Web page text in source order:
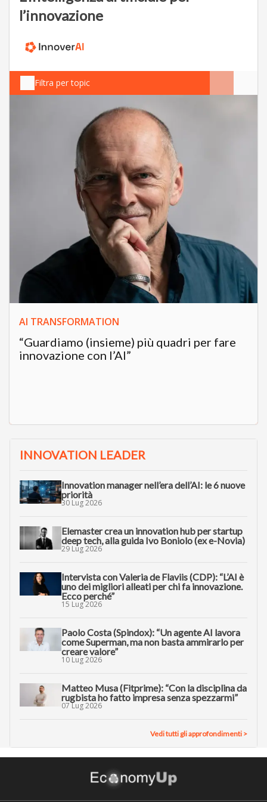
l’innovazione
Filtra per topic
AI TRANSFORMATION
“Guardiamo (insieme) più quadri per fare
innovazione con l’AI”
INNOVATION LEADER
Innovation manager nell’era dell’AI: le 6 nuove
priorità
30 Lug 2026
Elemaster crea un innovation hub per startup
deep tech, alla guida Ivo Boniolo (ex e-Novia)
29 Lug 2026
Intervista con Valeria de Flaviis (CDP): “L’AI è
uno dei migliori alleati per chi fa innovazione.
Ecco perché”
15 Lug 2026
Paolo Costa (Spindox): “Un agente AI lavora
come Superman, ma non basta ammirarlo per
creare valore”
10 Lug 2026
Matteo Musa (Fitprime): “Con la disciplina da
rugbista ho fatto impresa senza spezzarmi”
07 Lug 2026
Vedi tutti gli approfondimenti >